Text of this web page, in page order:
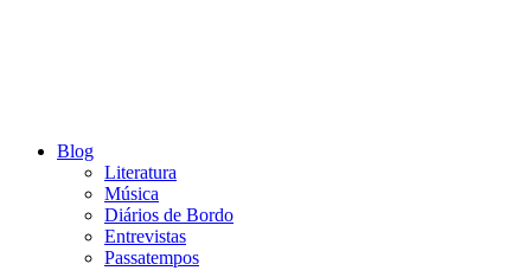
Blog
Literatura
Música
Diários de Bordo
Entrevistas
Passatempos